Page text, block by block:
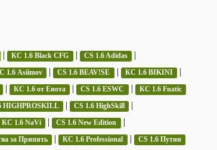
| КС 1.6 Black CFG | CS 1.6 Adidas |
1.6 Asiimov | CS 1.6 BEAV!SE | КС 1.6 BIKINI |
| КС 1.6 от Енота | CS 1.6 ESWC | КС 1.6 Fnatic
HIGHPROSKILL | CS 1.6 HighSkill |
КС 1.6 NaVi | CS 1.6 New Edition |
за Припять | КС 1.6 Professional | CS 1.6 Путин